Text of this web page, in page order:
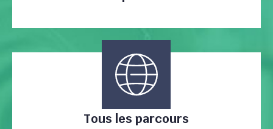
Tous les parcours